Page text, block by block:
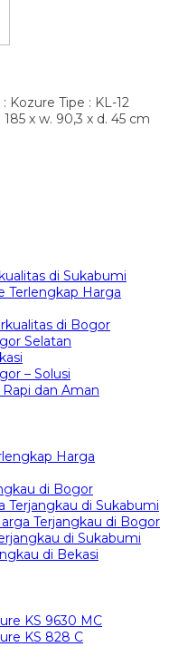
Kozure Tipe : KL-12
x w. 90,3 x d. 45 cm
di Sukabumi
Terlengkap Harga
di Bogor
Selatan
– Solusi
dan Aman
Harga
di Bogor
Terjangkau di Sukabumi
Terjangkau di Bogor
di Sukabumi
di Bekasi
KS 9630 MC
KS 828 C